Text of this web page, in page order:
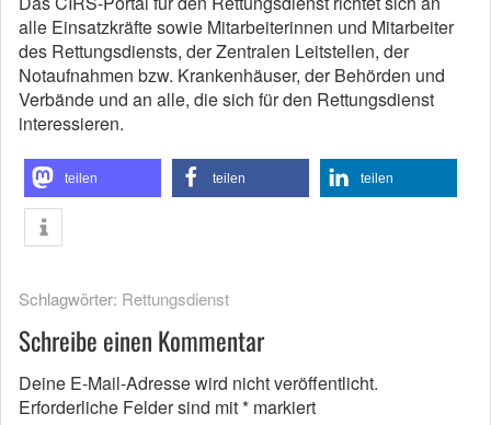
alle Einsatzkräfte sowie Mitarbeiterinnen und Mitarbeiter
des Rettungsdiensts, der Zentralen Leitstellen, der
Notaufnahmen bzw. Krankenhäuser, der Behörden und
Verbände und an alle, die sich für den Rettungsdienst
interessieren.
teilen teilen teilen
Schlagwörter: Rettungsdienst
Schreibe einen Kommentar
Deine E-Mail-Adresse wird nicht veröffentlicht.
Erforderliche Felder sind mit* markiert